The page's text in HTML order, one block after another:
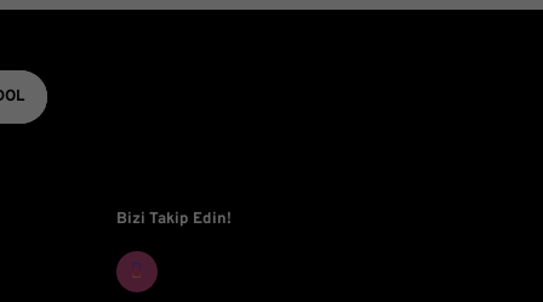
Bizi Takip Edin!